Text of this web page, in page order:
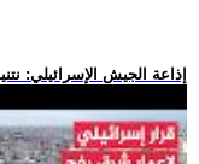
.. إذاعة الجيش الإسرائيلي: